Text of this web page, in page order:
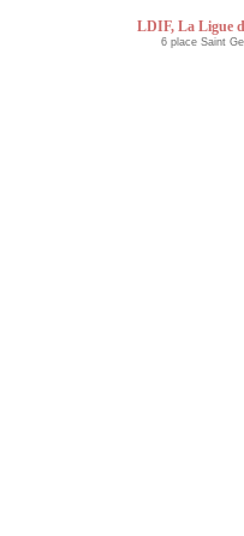
LDIF, La Ligue
6 place Saint